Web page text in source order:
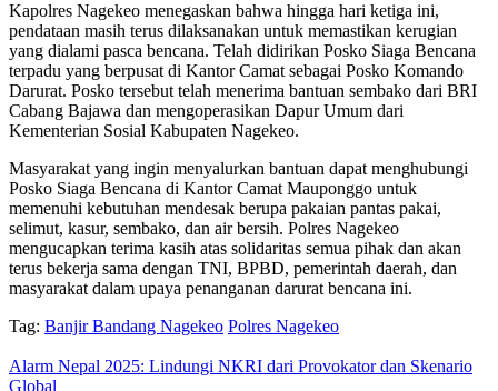
Kapolres Nagekeo menegaskan bahwa hingga hari ketiga ini,
pendataan masih terus dilaksanakan untuk memastikan kerugian
yang dialami pasca bencana. Telah didirikan Posko Siaga Bencana
terpadu yang berpusat di Kantor Camat sebagai Posko Komando
Darurat. Posko tersebut telah menerima bantuan sembako dari BRI
Cabang Bajawa dan mengoperasikan Dapur Umum dari
Kementerian Sosial Kabupaten Nagekeo.
Masyarakat yang ingin menyalurkan bantuan dapat menghubungi
Posko Siaga Bencana di Kantor Camat Mauponggo untuk
memenuhi kebutuhan mendesak berupa pakaian pantas pakai,
selimut, kasur, sembako, dan air bersih. Polres Nagekeo
mengucapkan terima kasih atas solidaritas semua pihak dan akan
terus bekerja sama dengan TNI, BPBD, pemerintah daerah, dan
masyarakat dalam upaya penanganan darurat bencana ini.
Tag: Banjir Bandang Nagekeo Polres Nagekeo
Alarm Nepal 2025: Lindungi NKRI dari Provokator dan Skenario
Global